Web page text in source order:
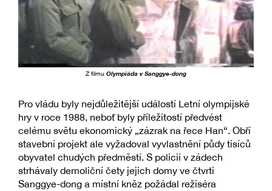
Z filmu Olympiáda v Sanggye-dong
Pro vládu byly nejdůležitější událostí Letní olympijské
hry v roce 1988, neboť byly příležitostí předvést
celému světu ekonomický „zázrak na řece Han“. Obří
stavební projekt ale vyžadoval vyvlastnění půdy tisíců
obyvatel chudých předměstí. S policií v zádech
strhávaly demoliční čety jejich domy ve čtvrti
Sanggye-dong a místní kněz požádal režiséra